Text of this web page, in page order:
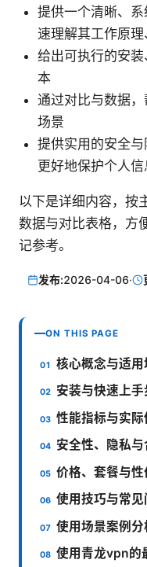
提供一个清晰、
速理解其工作原
给出可执行的安
本
通过对比与数据
场景
提供实用的安全
更好地保护个人信
以下是详细内容，按
数据与对比表格，方
记参考。
发布:2026-04-06·
ON THIS PAGE
核心概念与适用
安装与快速上手
性能指标与实际
安全性、隐私与
价格、套餐与性
使用技巧与常见
使用场景案例分
使用青龙vpn的